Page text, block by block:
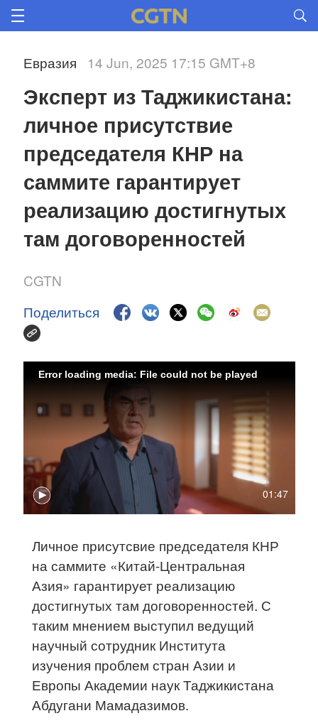
Евразия 14 Jun, 2025 17:15 GMT+8
Эксперт из Таджикистана:
личное присутствие
председателя КНР на
саммите гарантирует
реализацию достигнутых
там договоренностей
CGTN
Поделиться
01:47
Error loading media: File could not be played
Личное присутсвие председателя КНР
на саммите «Китай-Центральная
Азия» гарантирует реализацию
достигнутых там договоренностей. С
таким мнением выступил ведущий
научный сотрудник Института
изучения проблем стран Азии и
Европы Академии наук Таджикистана
Абдугани Мамадазимов.